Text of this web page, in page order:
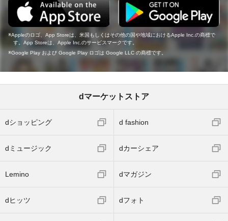
Appleのロゴ、App Storeは、米国もしくはその他の国や地域におけるApple Inc.の商標で
す。App Storeは、Apple Inc.のサービスマークです。
Google Play および Google Play ロゴは Google LLC の商標です。
dマーケットストア
dショッピング d fashion
dミュージック dカーシェア
Lemino dマガジン
dヒッツ dフォト